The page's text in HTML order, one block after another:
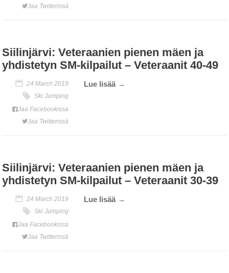
Jaa Twitterissä
Siilinjärvi: Veteraanien pienen mäen ja
yhdistetyn SM-kilpailut – Veteraanit 40-49
24 March 2019
Ski Jumping
Jaa Facebookissa
Jaa Twitterissä
Lue lisää
Siilinjärvi: Veteraanien pienen mäen ja
yhdistetyn SM-kilpailut – Veteraanit 30-39
24 March 2019
Ski Jumping
Jaa Facebookissa
Jaa Twitterissä
Lue lisää